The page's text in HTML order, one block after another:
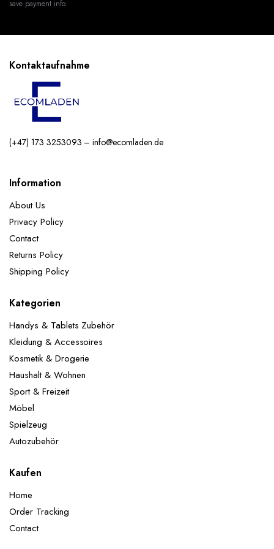
save payment info.
Kontaktaufnahme
(+47) 173 3253093 – info@ecomladen.de
Information
About Us
Privacy Policy
Contact
Returns Policy
Shipping Policy
Kategorien
Handys & Tablets Zubehör
Kleidung & Accessoires
Kosmetik & Drogerie
Haushalt & Wohnen
Sport & Freizeit
Möbel
Spielzeug
Autozubehör
Kaufen
Home
Order Tracking
Contact